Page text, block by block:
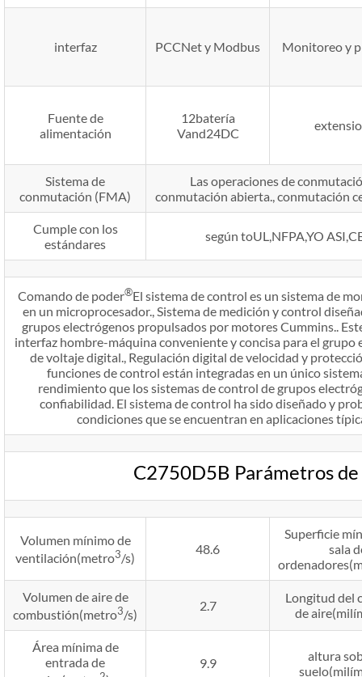
interfaz PCCNet y Modbus Monitoreo y
Fuente de
alimentación
12batería
Vand24DC
Sistema de
conmutación (FMA)
Las operaciones de
conmutación abierta., conmutación
Cumple con los
estándares
según toUL,NFPA,YO
Comando de poder®El sistema de control es un sistema de
en un microprocesador., Sistema de medición y control
grupos electrógenos propulsados ​​por motores Cummins..
interfaz hombre-máquina conveniente y concisa para el grupo
de voltaje digital., Regulación digital de velocidad y
funciones de control están integradas en un único
rendimiento que los sistemas de control de grupos
confiabilidad. El sistema de control ha sido diseñado y
condiciones que se encuentran en aplicaciones
C2750D5B Parámetros
Volumen mínimo de
ventilación(metro3/s)
48.6
Superficie
sala
Volumen de aire de
combustión(metro3/s)
2.7
Longitud del
de
Área mínima de
entrada de
9.9
altura